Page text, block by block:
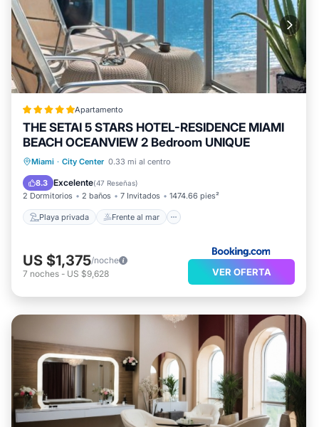
Apartamento
THE SETAI 5 STARS HOTEL-RESIDENCE MIAMI
BEACH OCEANVIEW 2 Bedroom UNIQUE
Miami · City Center 0.33 mi al centro
8.3 Excelente(47 Reseñas)
2 Dormitorios 2 baños 7 Invitados 1474.66 pies²
Playa privada Frente al mar
Playa privada
Frente al mar
Bañera de hidromasaje
US $1,375/noche
7 noches - US $9,628 VER OFERTA